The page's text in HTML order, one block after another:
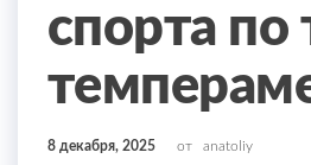
спорта по
8 декабря, 2025 от anatoliy